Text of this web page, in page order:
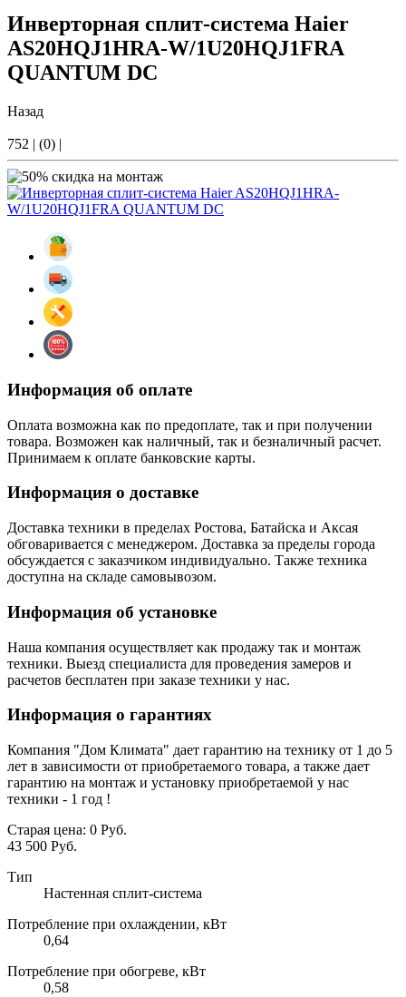
Инверторная сплит-система Haier
AS20HQJ1HRA-W/1U20HQJ1FRA
QUANTUM DC
Назад
752 | (0) |
Информация об оплате
Оплата возможна как по предоплате, так и при получении
товара. Возможен как наличный, так и безналичный расчет.
Принимаем к оплате банковские карты.
Информация о доставке
Доставка техники в пределах Ростова, Батайска и Аксая
обговаривается с менеджером. Доставка за пределы города
обсуждается с заказчиком индивидуально. Также техника
доступна на складе самовывозом.
Информация об установке
Наша компания осуществляет как продажу так и монтаж
техники. Выезд специалиста для проведения замеров и
расчетов бесплатен при заказе техники у нас.
Информация о гарантиях
Компания "Дом Климата" дает гарантию на технику от 1 до 5
лет в зависимости от приобретаемого товара, а также дает
гарантию на монтаж и установку приобретаемой у нас
техники - 1 год !
Старая цена: 0 Руб.
43 500 Руб.
Тип
Настенная сплит-система
Потребление при охлаждении, кВт
0,64
Потребление при обогреве, кВт
0,58